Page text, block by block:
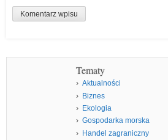
Tematy
Aktualności
Biznes
Ekologia
Gospodarka morska
Handel zagraniczny